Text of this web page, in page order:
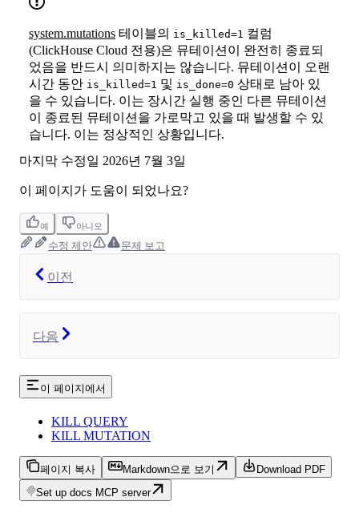
system.mutations 테이블의 is_killed=1 컬럼
(ClickHouse Cloud 전용)은 뮤테이션이 완전히 종료되
었음을 반드시 의미하지는 않습니다. 뮤테이션이 오랜
시간 동안 is_killed=1 및 is_done=0 상태로 남아 있
을 수 있습니다. 이는 장시간 실행 중인 다른 뮤테이션
이 종료된 뮤테이션을 가로막고 있을 때 발생할 수 있
습니다. 이는 정상적인 상황입니다.
마지막 수정일 2026년 7월 3일
이 페이지가 도움이 되었나요?
예 아니오
수정 제안 문제 보고
이전
다음
이 페이지에서
KILL QUERY
KILL MUTATION
페이지 복사 Markdown으로 보기
Download PDF
Set up docs MCP server